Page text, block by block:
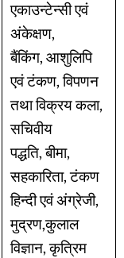
एकाउन्टेन्सी एवं
अंकेक्षण,
बैंकिंग, आशुलिपि
एवं टंकण, विपणन
तथा विक्रय कला,
सचिवीय
पद्धति, बीमा,
सहकारिता, टंकण
हिन्दी एवं अंग्रेजी,
मुद्रण,कुलाल
विज्ञान, कृत्रिम